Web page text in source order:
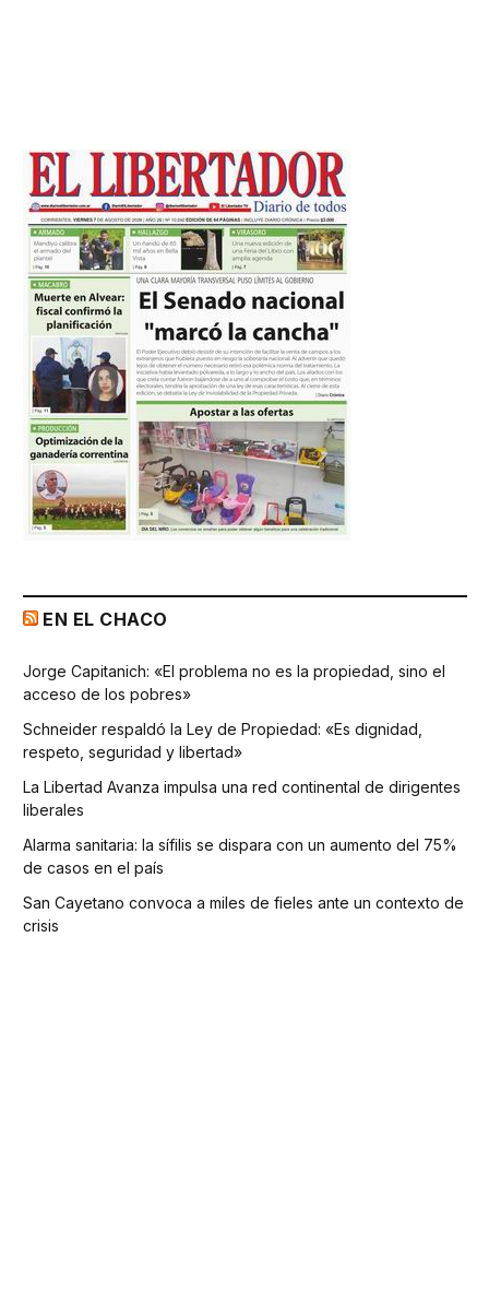
EN EL CHACO
Jorge Capitanich: «El problema no es la propiedad, sino el
acceso de los pobres»
Schneider respaldó la Ley de Propiedad: «Es dignidad,
respeto, seguridad y libertad»
La Libertad Avanza impulsa una red continental de dirigentes
liberales
Alarma sanitaria: la sífilis se dispara con un aumento del 75%
de casos en el país
San Cayetano convoca a miles de fieles ante un contexto de
crisis